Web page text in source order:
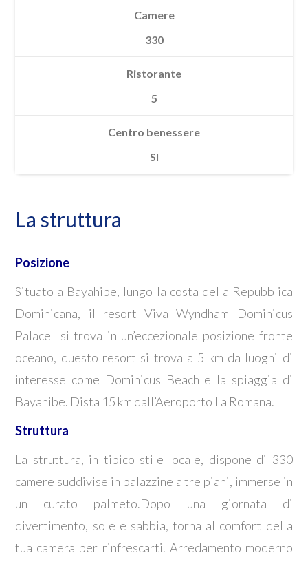
Camere
330
Ristorante
5
Centro benessere
SI
La struttura
Posizione
Situato a Bayahibe, lungo la costa della Repubblica
Dominicana, il resort Viva Wyndham Dominicus
Palace si trova in un’eccezionale posizione fronte
oceano, questo resort si trova a 5 km da luoghi di
interesse come Dominicus Beach e la spiaggia di
Bayahibe. Dista 15 km dall’Aeroporto La Romana.
Struttura
La struttura, in tipico stile locale, dispone di 330
camere suddivise in palazzine a tre piani, immerse in
un curato palmeto.Dopo una giornata di
divertimento, sole e sabbia, torna al comfort della
tua camera per rinfrescarti. Arredamento moderno